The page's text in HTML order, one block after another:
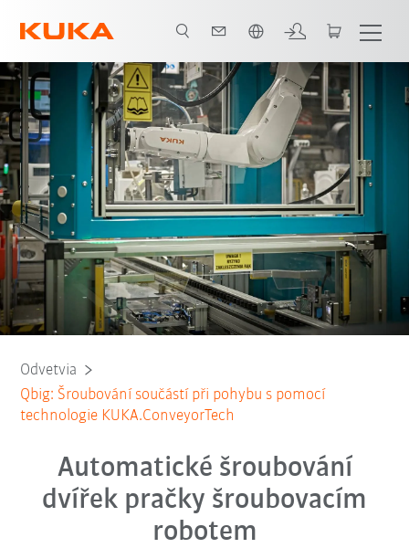
Všichni systémoví partneři
Odvetvia
Qbig: Šroubování součástí při pohybu s pomocí
technologie KUKA.ConveyorTech
Automatické šroubování
dvířek pračky šroubovacím
robotem